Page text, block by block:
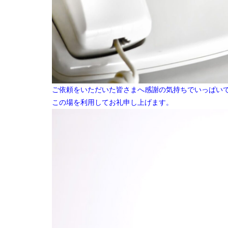
ご依頼をいただいた皆さまへ感謝の気持ちでいっぱい
この場を利用してお礼申し上げます。